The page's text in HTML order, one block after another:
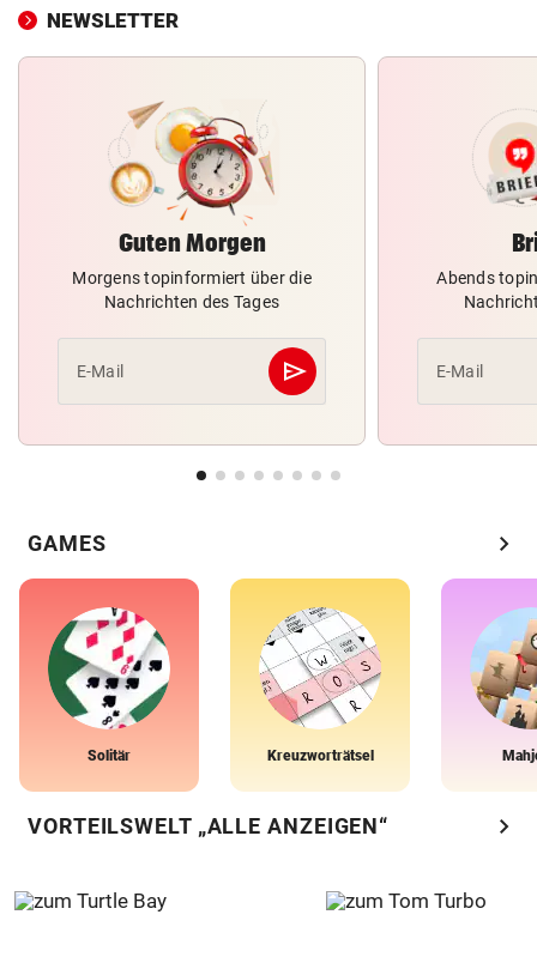
NEWSLETTER
Guten Morgen
Morgens topinformiert über die
Nachrichten des Tages
E-Mail send
Abschicken
Abends
E-Mail
GAMES chevron_right
Solitär Kreuzworträtsel
VORTEILSWELT „ALLE ANZEIGEN“ chevron_right